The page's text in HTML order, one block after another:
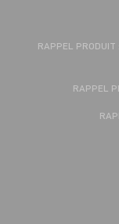
RAPPEL PRODUIT
RAPPEL